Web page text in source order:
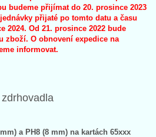
budeme přijímat do 20. prosince 2023
přijaté po tomto datu a času
2024. Od 21. prosince 2022 bude
zboží. O obnovení expedice na
informovat.
a PH8 (8 mm) na kartách 65xxx